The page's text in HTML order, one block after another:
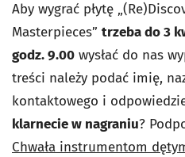
Aby wygrać płytę
Masterpieces” trzeba do 3
godz. 9.00 wysłać do nas
treści należy podać imię,
kontaktowego i
klarnecie w nagraniu?
Chwała instrumentom